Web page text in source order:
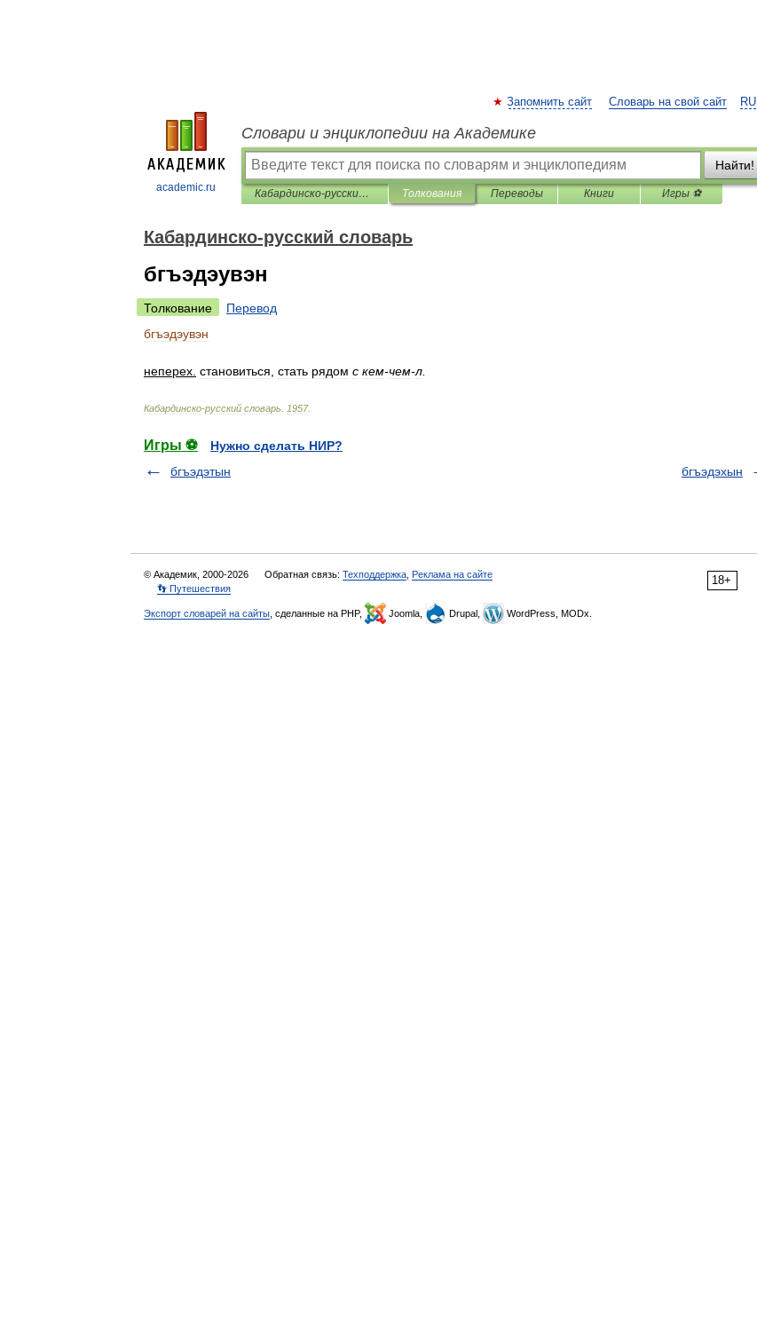
academic.ru
RU
Запомнить сайт Словарь на свой сайт
Словари и энциклопедии на Академике
Найти!
Кабардинско-русский словарь Толкования Переводы Книги Игры ⚽
Кабардинско-русский словарь
бгъэдэувэн
Толкование
Перевод
бгъэдэувэн
неперех становиться стать рядом с кем-чем-л
Кабардинско-русский словарь 1957.
Игры ⚽
Нужно сделать НИР?
бгъэдэтын
бгъэдэхын
18+
© Академик, 2000-2026 Обратная связь: Техподдержка Реклама на сайте
👣 Путешествия
Экспорт словарей на сайты , сделанные на PHP, Joomla, Drupal, WordPress, MODx.